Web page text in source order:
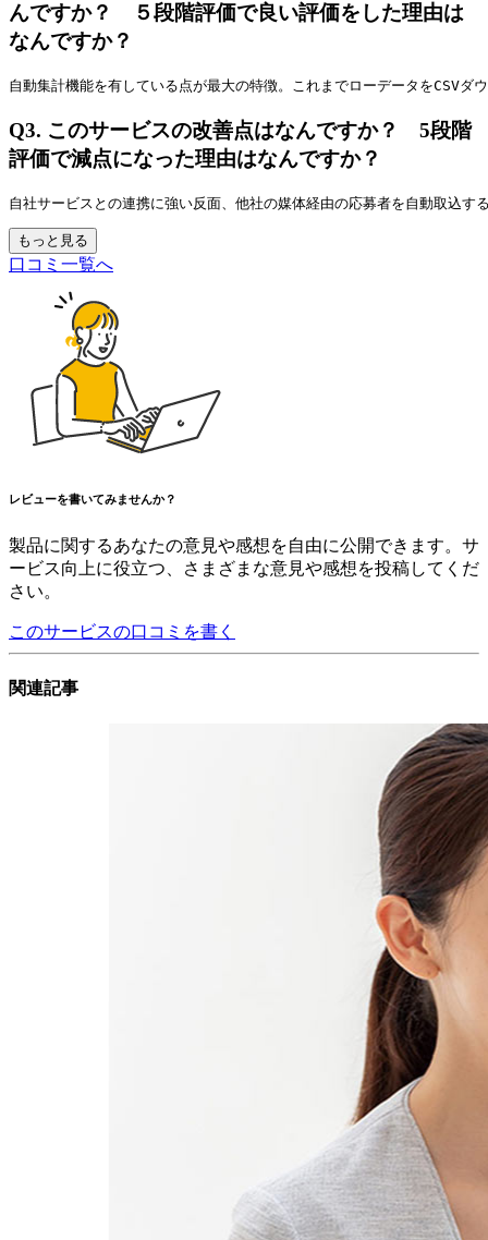
んですか？ ５段階評価で良い評価をした理由は
なんですか？
自動集計機能を有している点が最大の特徴。これまでローデータをCSV
Q3. このサービスの改善点はなんですか？ 5段階
評価で減点になった理由はなんですか？
自社サービスとの連携に強い反面、他社の媒体経由の応募者を自動取込
もっと見る
口コミ一覧へ
レビューを書いてみませんか？
製品に関するあなたの意見や感想を自由に公開できます。サ
ービス向上に役立つ、さまざまな意見や感想を投稿してくだ
さい。
このサービスの口コミを書く
関連記事